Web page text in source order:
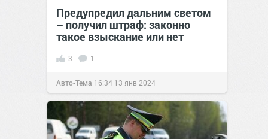
Предупредил дальним светом
– получил штраф: законно
такое взыскание или нет
3 1
Авто-Тема 16:34 13 янв 2024